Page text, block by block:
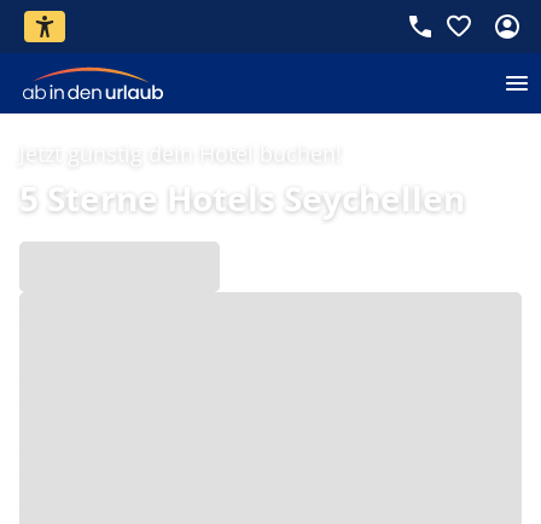
Jetzt günstig dein Hotel buchen!
5 Sterne Hotels Seychellen